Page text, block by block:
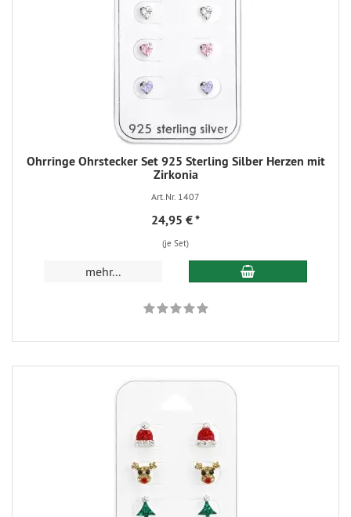
Ohrringe Ohrstecker Set 925 Sterling Silber Herzen mit
Zirkonia
Art.Nr. 1407
24,95 €*
(je Set)
mehr...